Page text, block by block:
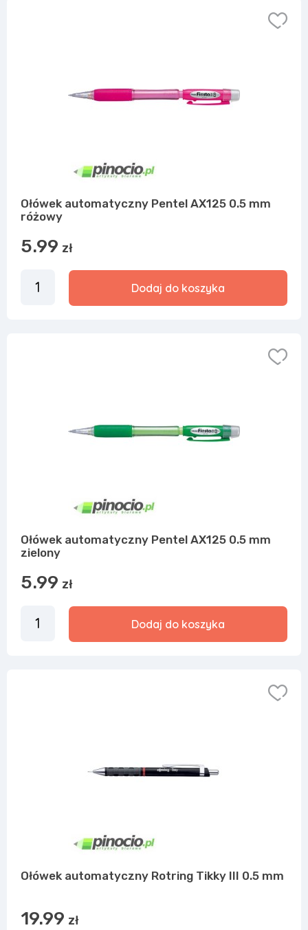
Ołówek automatyczny Pentel AX125 0.5 mm
różowy
5.99 zł
Dodaj do koszyka
Ołówek automatyczny Pentel AX125 0.5 mm
zielony
5.99 zł
Dodaj do koszyka
Ołówek automatyczny Rotring Tikky III 0.5 mm
19.99 zł